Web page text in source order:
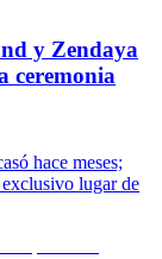
y Zendaya
ceremonia
hace meses;
lugar de